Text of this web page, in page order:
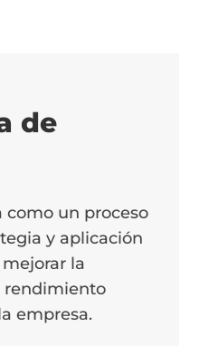
de
como un proceso
y aplicación
la
rendimiento
empresa.